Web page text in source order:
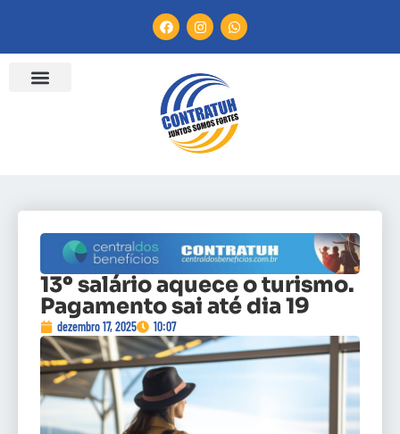
13º salário aquece o turismo.
Pagamento sai até dia 19
dezembro 17, 2025 10:07